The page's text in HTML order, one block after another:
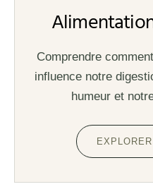
Comprendre
influence notre
humeur et